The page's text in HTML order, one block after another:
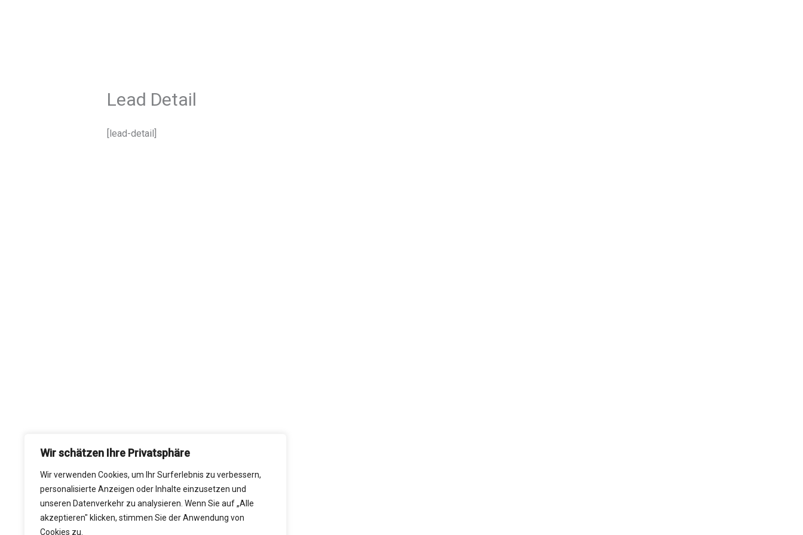
Wir schätzen Ihre Privatsphäre
Wir verwenden Cookies, um Ihr Surferlebnis zu verbessern,
personalisierte Anzeigen oder Inhalte einzusetzen und
unseren Datenverkehr zu analysieren. Wenn Sie auf „Alle
akzeptieren" klicken, stimmen Sie der Anwendung von
Cookies zu.
Lead Detail
[lead-detail]